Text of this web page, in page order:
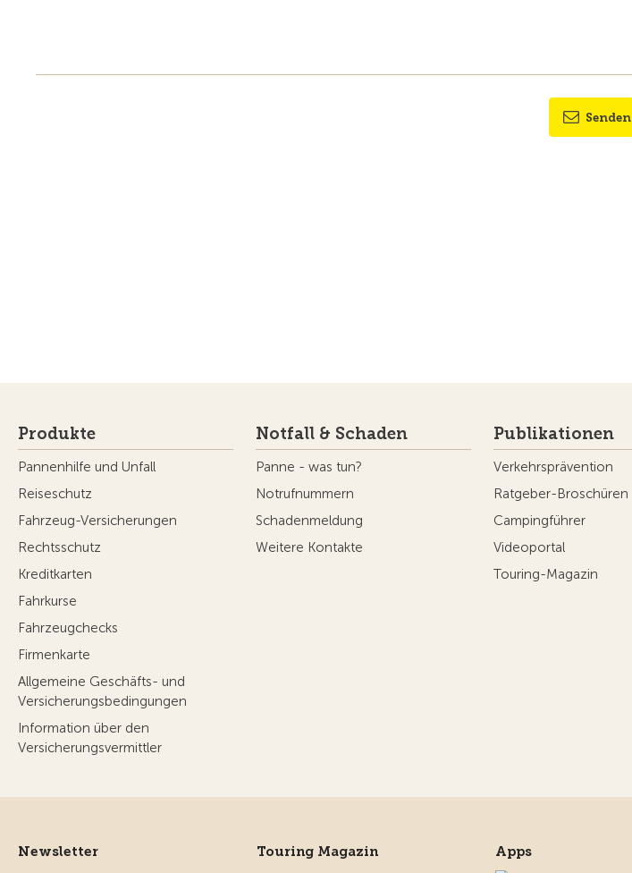
Senden
Produkte
Pannenhilfe und Unfall
Reiseschutz
Fahrzeug-Versicherungen
Rechtsschutz
Kreditkarten
Fahrkurse
Fahrzeugchecks
Firmenkarte
Allgemeine Geschäfts- und
Versicherungsbedingungen
Information über den
Versicherungsvermittler
Notfall & Schaden
Panne - was tun?
Notrufnummern
Schadenmeldung
Weitere Kontakte
Publikationen
Verkehrsprävention
Ratgeber-Broschüren
Campingführer
Videoportal
Touring-Magazin
Newsletter
Touring Magazin
Apps